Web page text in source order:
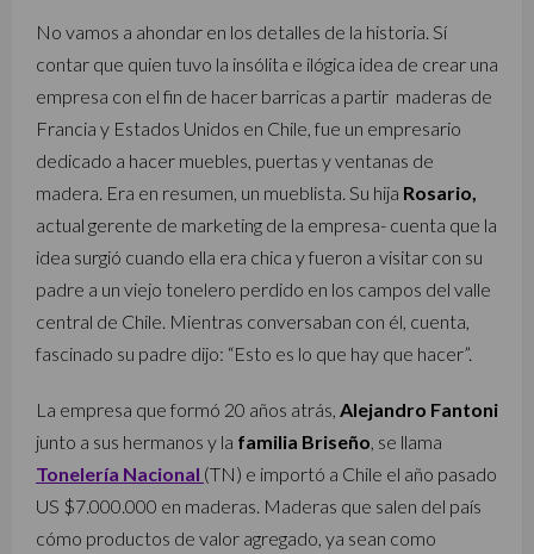
No vamos a ahondar en los detalles de la historia. Sí
contar que quien tuvo la insólita e ilógica idea de crear una
empresa con el fin de hacer barricas a partir maderas de
Francia y Estados Unidos en Chile, fue un empresario
dedicado a hacer muebles, puertas y ventanas de
madera. Era en resumen, un mueblista. Su hija Rosario,
actual gerente de marketing de la empresa- cuenta que la
idea surgió cuando ella era chica y fueron a visitar con su
padre a un viejo tonelero perdido en los campos del valle
central de Chile. Mientras conversaban con él, cuenta,
fascinado su padre dijo: “Esto es lo que hay que hacer”.
La empresa que formó 20 años atrás, Alejandro Fantoni
junto a sus hermanos y la familia Briseño, se llama
Tonelería Nacional (TN) e importó a Chile el año pasado
US $7.000.000 en maderas. Maderas que salen del país
cómo productos de valor agregado, ya sean como